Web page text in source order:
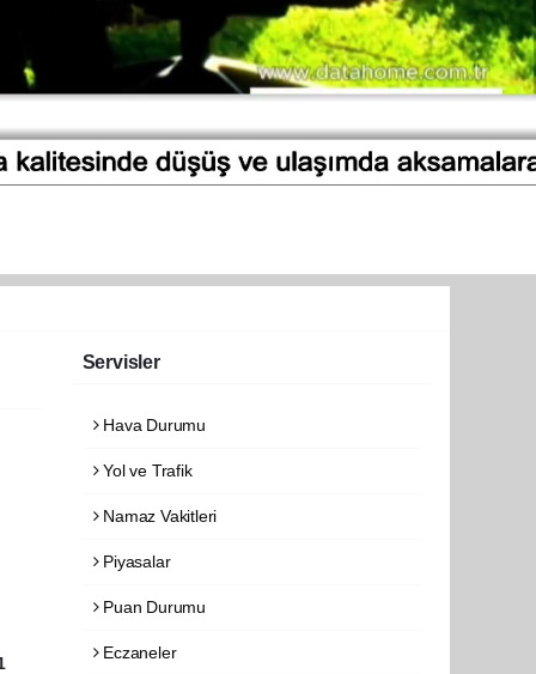
Servisler
Hava Durumu
Yol ve Trafik
Namaz Vakitleri
Piyasalar
Puan Durumu
Eczaneler